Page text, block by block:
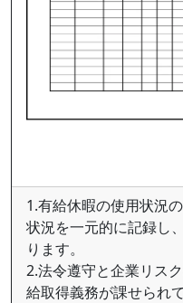
1.有給休暇の使用状況
状況を一元的に記録し
ります。
2.法令遵守と企業リス
給取得義務が課せられ